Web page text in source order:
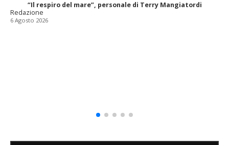
“Il respiro del mare”, personale di Terry Mangiatordi
Redazione
6 Agosto 2026